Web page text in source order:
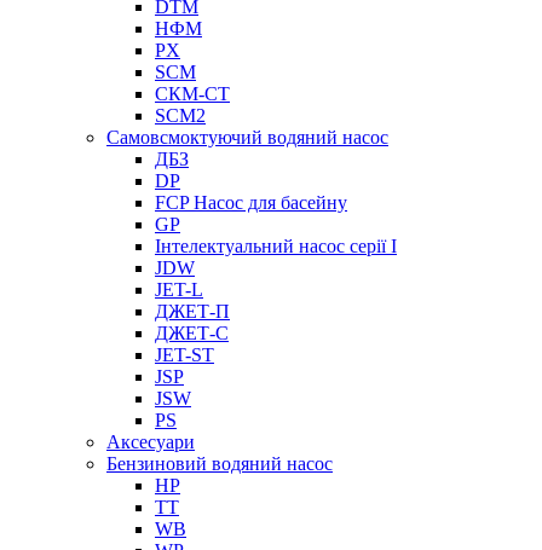
DTM
НФМ
PX
SCM
СКМ-СТ
SCM2
Самовсмоктуючий водяний насос
ДБЗ
DP
FCP Насос для басейну
GP
Інтелектуальний насос серії I
JDW
JET-L
ДЖЕТ-П
ДЖЕТ-С
JET-ST
JSP
JSW
PS
Аксесуари
Бензиновий водяний насос
HP
TT
WB